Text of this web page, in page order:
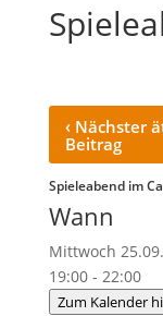
‹Nächster
Beitrag
Spieleabend im
Wann
Mittwoch
19:00 - 22:00
Zum Kalender